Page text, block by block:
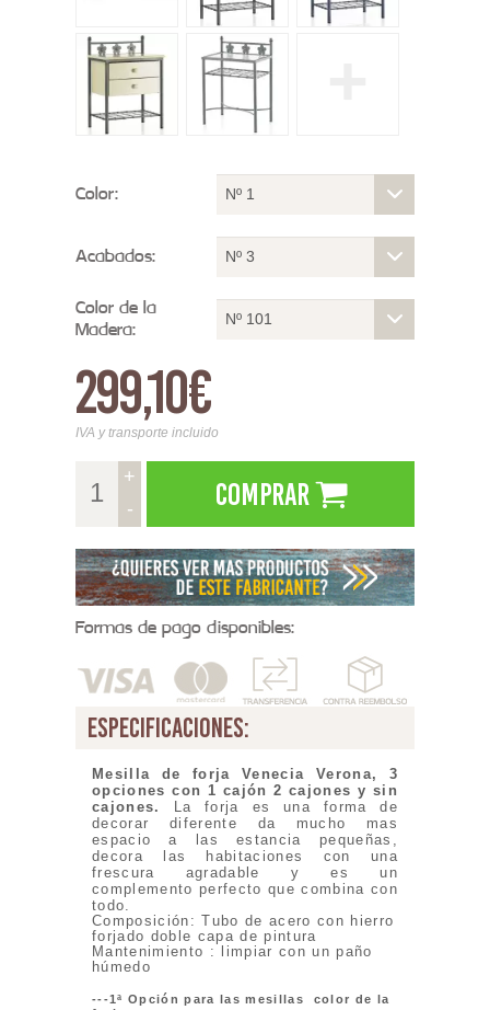
Color: Nº 1
Acabados: Nº 3
Color de la
Madera: Nº 101
299,10€
IVA y transporte incluido
+
-
Comprar
Formas de pago disponibles:
especificaciones:
Mesilla de forja Venecia Verona, 3
opciones con 1 cajón 2 cajones y sin
cajones.
La forja es una forma de
decorar diferente da mucho mas
espacio a las estancia pequeñas,
decora las habitaciones con una
frescura agradable y es un
complemento perfecto que combina con
todo.
Composición: Tubo de acero con hierro
forjado doble capa de pintura
Mantenimiento : limpiar con un paño
húmedo
---1ª Opción para las mesillas color de la